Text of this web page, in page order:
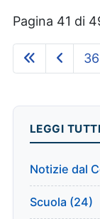
Pagina 41 di
36
LEGGI
Notizie dal
Scuola (24)